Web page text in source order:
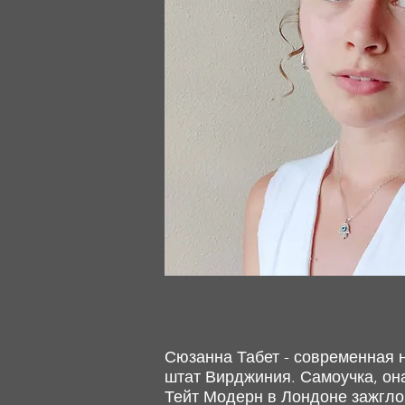
Сюзанна Табет - современная
штат Вирджиния. Самоучка,
Тейт Модерн в Лондоне